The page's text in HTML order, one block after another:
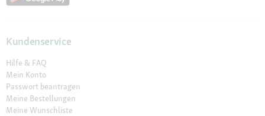
Kundenservice
Hilfe & FAQ
Mein Konto
Passwort beantragen
Meine Bestellungen
Meine Wunschliste